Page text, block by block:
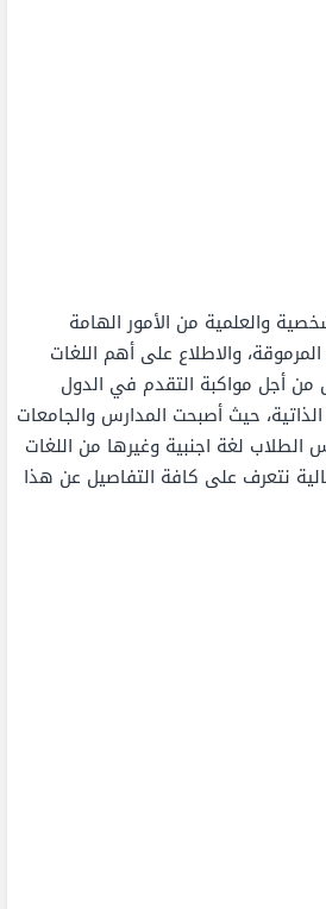
والعلمية من الأمور الهامة
والاطلاع على أهم اللغات
أجل مواكبة التقدم في الدول
حيث أصبحت المدارس والجامعات
لغة اجنبية وغيرها من اللغات
نتعرف على كافة التفاصيل عن هذا